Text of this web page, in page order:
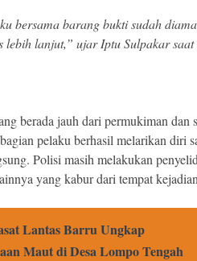
bersama barang bukti sudah
lebih lanjut,” ujar Iptu Sulpakar
berada jauh dari permukiman dan
pelaku berhasil melarikan diri
Polisi masih melakukan
yang kabur dari tempat
Lantas Barru Ungkap
Maut di Desa Lompo Tengah